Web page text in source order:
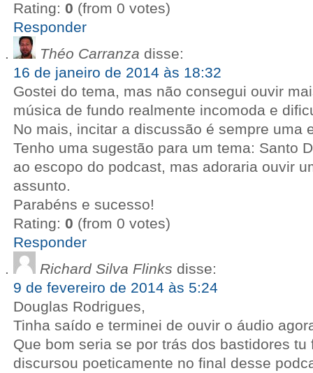
Rating: 0 (from 0 votes)
Responder
Théo Carranza disse:
16 de janeiro de 2014 às 18:32
Gostei do tema, mas não consegui ouvir
música de fundo realmente incomoda e
No mais, incitar a discussão é sempre uma
Tenho uma sugestão para um tema: Santo
ao escopo do podcast, mas adoraria ouvir
assunto.
Parabéns e sucesso!
Rating: 0 (from 0 votes)
Responder
Richard Silva Flinks disse:
9 de fevereiro de 2014 às 5:24
Douglas Rodrigues,
Tinha saído e terminei de ouvir o áudio
Que bom seria se por trás dos bastidores tu
discursou poeticamente no final desse